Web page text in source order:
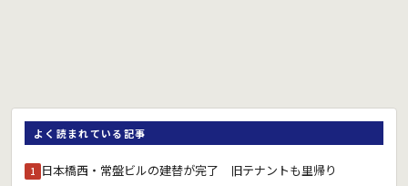
よく読まれている記事
1 日本橋西・常盤ビルの建替が完了 旧テナントも里帰り